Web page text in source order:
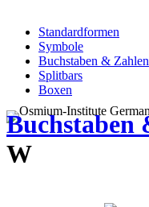
Standardformen
Symbole
Buchstaben & Zahlen
Splitbars
Boxen
W